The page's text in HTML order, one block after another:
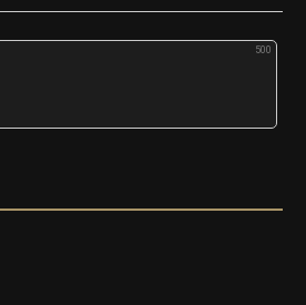
500